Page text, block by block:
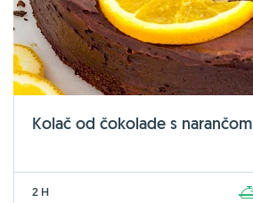
Kolač od čokolade s narančom
2 H